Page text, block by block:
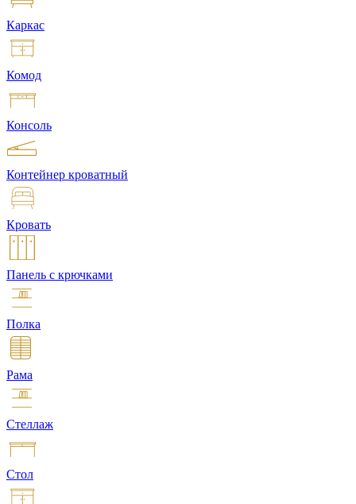
Каркас
Комод
Консоль
Контейнер кроватный
Кровать
Панель с крючками
Полка
Рама
Стеллаж
Стол